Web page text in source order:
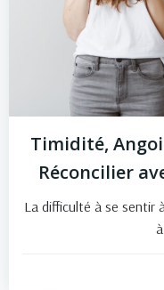
Timidité,
Réconcilier
La difficulté à se sentir